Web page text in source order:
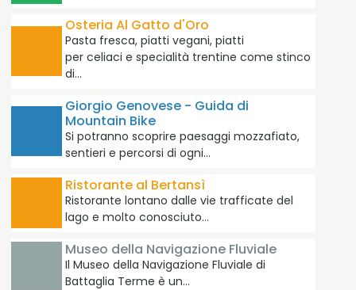
Osteria Al Gatto d'Oro
Pasta fresca, piatti vegani, piatti
per celiaci e specialità trentine come stinco
di…
Giorgio Genovese - Guida di
Mountain Bike
Si potranno scoprire paesaggi mozzafiato,
sentieri e percorsi di ogni…
Ristorante al Bertansì
Ristorante lontano dalle vie trafficate del
lago e molto conosciuto…
Museo della Navigazione Fluviale
Il Museo della Navigazione Fluviale di
Battaglia Terme è un…